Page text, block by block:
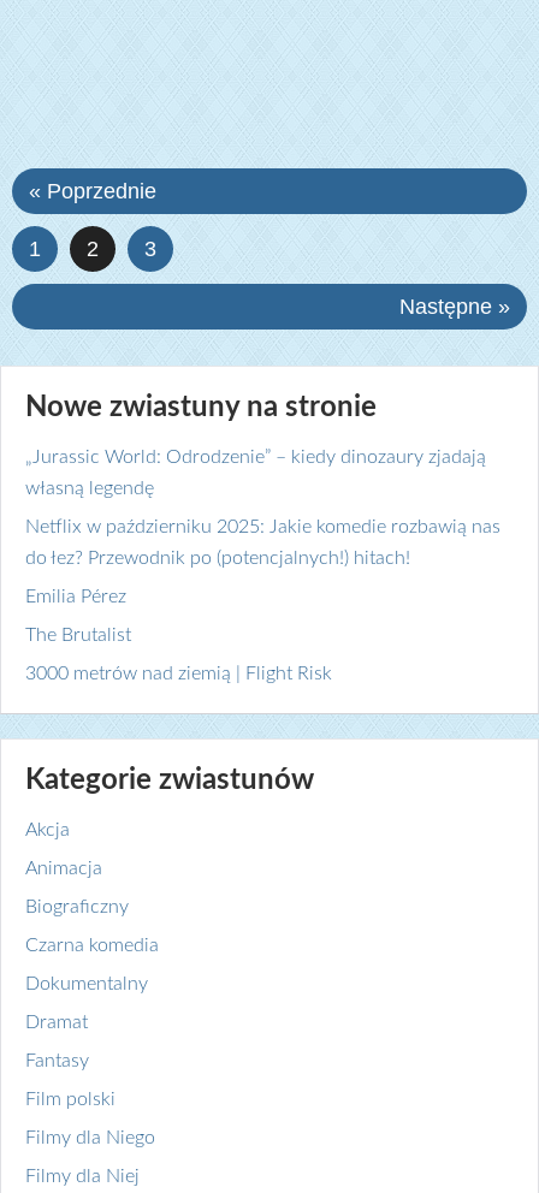
« Poprzednie
1 2 3
Następne »
Nowe zwiastuny na stronie
„Jurassic World: Odrodzenie” – kiedy dinozaury zjadają
własną legendę
Netflix w październiku 2025: Jakie komedie rozbawią nas
do łez? Przewodnik po (potencjalnych!) hitach!
Emilia Pérez
The Brutalist
3000 metrów nad ziemią | Flight Risk
Kategorie zwiastunów
Akcja
Animacja
Biograficzny
Czarna komedia
Dokumentalny
Dramat
Fantasy
Film polski
Filmy dla Niego
Filmy dla Niej